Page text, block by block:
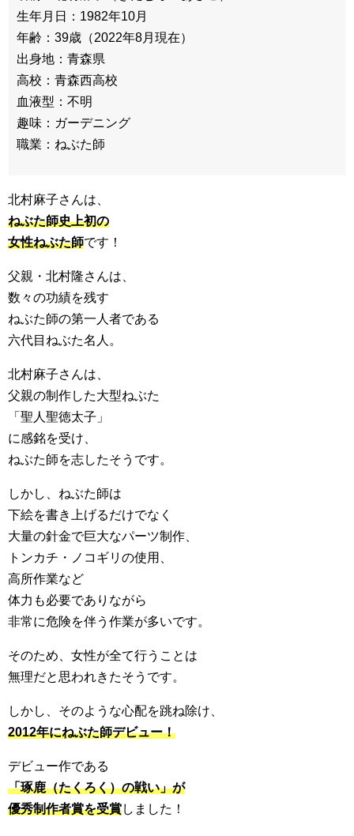
生年月日：1982年10月
年齢：39歳（2022年8月現在）
出身地：青森県
高校：青森西高校
血液型：不明
趣味：ガーデニング
職業：ねぶた師
北村麻子さんは、
ねぶた師史上初の
女性ねぶた師です！
父親・北村隆さんは、
数々の功績を残す
ねぶた師の第一人者である
六代目ねぶた名人。
北村麻子さんは、
父親の制作した大型ねぶた
「聖人聖徳太子」
に感銘を受け、
ねぶた師を志したそうです。
しかし、ねぶた師は
下絵を書き上げるだけでなく
大量の針金で巨大なパーツ制作、
トンカチ・ノコギリの使用、
高所作業など
体力も必要でありながら
非常に危険を伴う作業が多いです。
そのため、女性が全て行うことは
無理だと思われきたそうです。
しかし、そのような心配を跳ね除け、
2012年にねぶた師デビュー！
デビュー作である
「琢鹿（たくろく）の戦い」が
優秀制作者賞を受賞しました！